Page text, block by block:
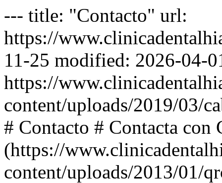
--- title: "Contacto" url:
https://
11-25 modified: 2026-04-
https://
content/uploads/2019/03/
# Contacto # Contacta
(https://
content/uploads/2013/01/